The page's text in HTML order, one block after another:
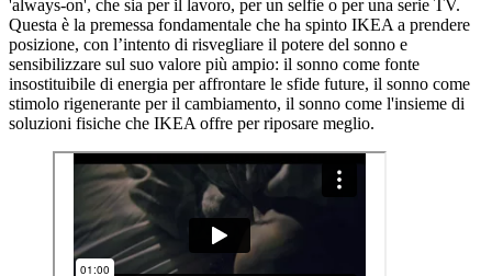
'always-on', che sia per il lavoro, per un selfie o per una serie TV.
Questa è la premessa fondamentale che ha spinto IKEA a prendere
posizione, con l’intento di risvegliare il potere del sonno e
sensibilizzare sul suo valore più ampio: il sonno come fonte
insostituibile di energia per affrontare le sfide future, il sonno come
stimolo rigenerante per il cambiamento, il sonno come l'insieme di
soluzioni fisiche che IKEA offre per riposare meglio.